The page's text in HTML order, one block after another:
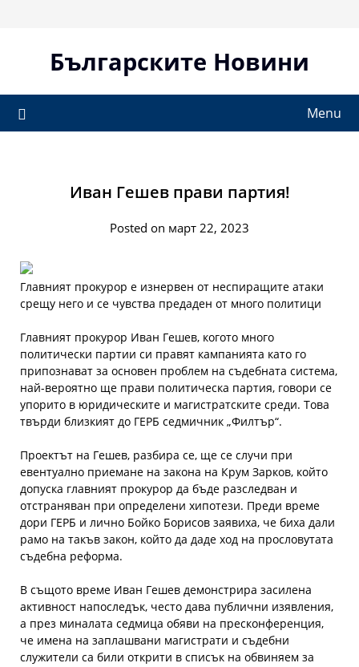
Българските Новини
Menu
Иван Гешев прави партия!
Posted on март 22, 2023
Главният прокурор е изнервен от неспиращите атаки
срещу него и се чувства предаден от много политици
Главният прокурор Иван Гешев, когото много
политически партии си правят кампанията като го
припознават за основен проблем на съдебната система,
най-вероятно ще прави политическа партия, говори се
упорито в юридическите и магистратските среди. Това
твърди близкият до ГЕРБ седмичник „Филтър“.
Проектът на Гешев, разбира се, ще се случи при
евентуално приемане на закона на Крум Зарков, който
допуска главният прокурор да бъде разследван и
отстраняван при определени хипотези. Преди време
дори ГЕРБ и лично Бойко Борисов заявиха, че биха дали
рамо на такъв закон, който да даде ход на прословутата
съдебна реформа.
В същото време Иван Гешев демонстрира засилена
активност напоследък, често дава публични изявления,
а през миналата седмица обяви на пресконференция,
че имена на заплашвани магистрати и съдебни
служители са били открити в списък на обвиняем за